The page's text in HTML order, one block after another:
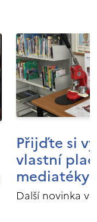
Přijďte si
vlastní
mediatéky
Další novinka v